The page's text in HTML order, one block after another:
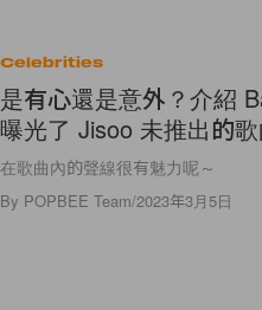
Celebrities
是有心還是意外？介紹
曝光了 Jisoo 未推出的歌
在歌曲內的聲線很有魅力呢～
By POPBEE Team/2023年3月5日